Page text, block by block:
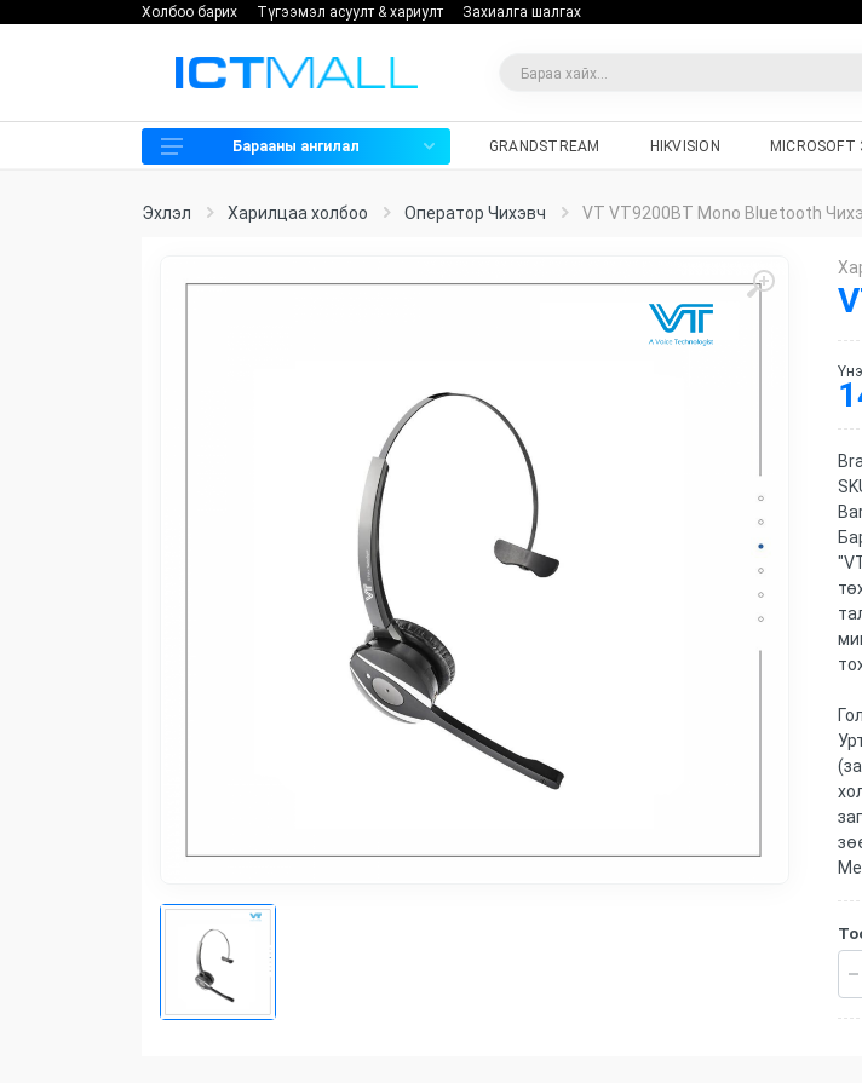
Холбоо барих Түгээмэл асуулт & хариулт Захиалга шалгах
Барааны ангилал GRANDSTREAM HIKVISION MICROSOFT
Эхлэл Харилцаа холбоо Оператор Чихэвч VT VT9200BT Mono Bluetooth
Үнэ